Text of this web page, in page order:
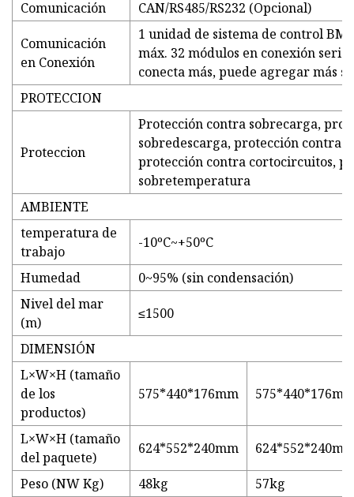
Comunicación CAN/RS485/RS232 (Opcional)
Comunicación
en Conexión
1 unidad de sistema de control
máx. 32 módulos en conexión serie
conecta más, puede agregar más
PROTECCION
Proteccion
Protección contra sobrecarga,
sobredescarga, protección contra
protección contra cortocircuitos,
sobretemperatura
AMBIENTE
temperatura de
trabajo
-10ºC~+50ºC
Humedad
0~95% (sin condensación)
Nivel del mar
(m)
≤1500
DIMENSIÓN
L×W×H (tamaño
de los
productos)
575*440*176mm
L×W×H (tamaño
del paquete)
624*552*240mm
Peso (NW Kg) 48kg
57kg